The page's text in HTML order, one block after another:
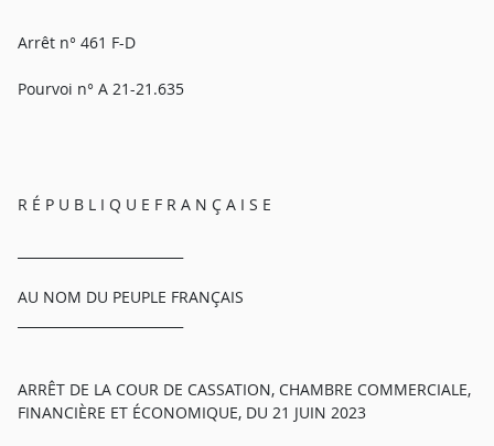
Arrêt n° 461 F-D
Pourvoi n° A 21-21.635
R É P U B L I Q U E F R A N Ç A I S E
AU NOM DU PEUPLE FRANÇAIS
ARRÊT DE LA COUR DE CASSATION, CHAMBRE COMMERCIALE,
FINANCIÈRE ET ÉCONOMIQUE, DU 21 JUIN 2023